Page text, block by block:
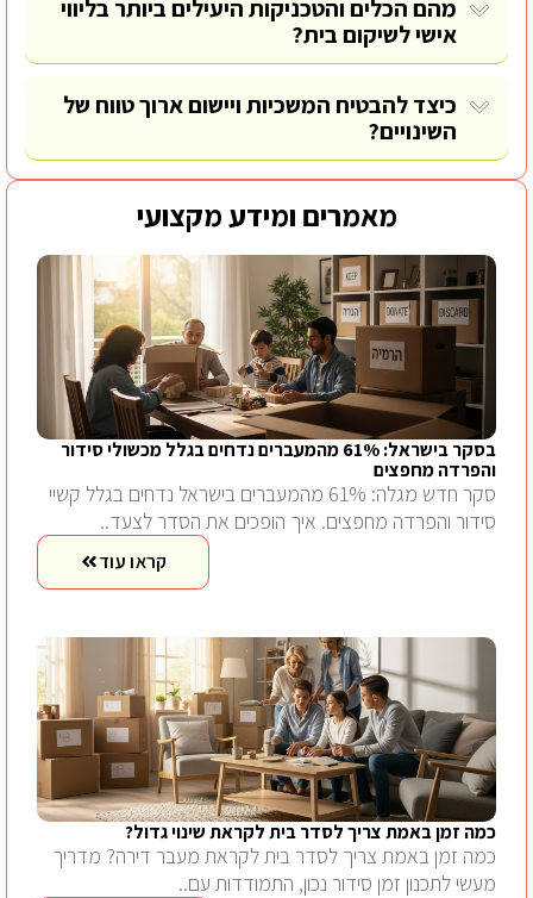
מהם הכלים והטכניקות היעילים ביותר בליווי
אישי לשיקום בית?
כיצד להבטיח המשכיות ויישום ארוך טווח של
השינויים?
מאמרים ומידע מקצועי
בסקר בישראל: 61% מהמעברים נדחים בגלל מכשולי סידור
והפרדה מחפצים
סקר חדש מגלה: 61% מהמעברים בישראל נדחים בגלל קשיי
סידור והפרדה מחפצים. איך הופכים את הסדר לצעד..
קראו עוד
כמה זמן באמת צריך לסדר בית לקראת שינוי גדול?
כמה זמן באמת צריך לסדר בית לקראת מעבר דירה? מדריך
מעשי לתכנון זמן סידור נכון, התמודדות עם..